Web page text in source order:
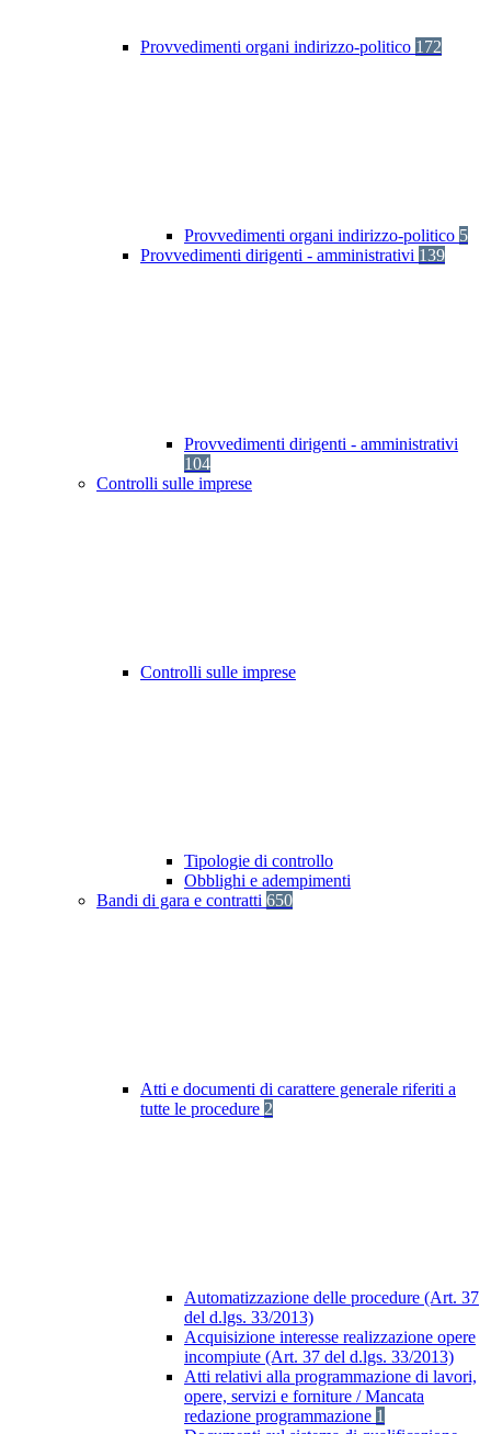
Provvedimenti organi indirizzo-politico 172
Provvedimenti organi indirizzo-politico 5
Provvedimenti dirigenti - amministrativi 139
Provvedimenti dirigenti - amministrativi
104
Controlli sulle imprese
Controlli sulle imprese
Tipologie di controllo
Obblighi e adempimenti
Bandi di gara e contratti 650
Atti e documenti di carattere generale riferiti a
tutte le procedure 2
Automatizzazione delle procedure (Art. 37
del d.lgs. 33/2013)
Acquisizione interesse realizzazione opere
incompiute (Art. 37 del d.lgs. 33/2013)
Atti relativi alla programmazione di lavori,
opere, servizi e forniture / Mancata
redazione programmazione 1